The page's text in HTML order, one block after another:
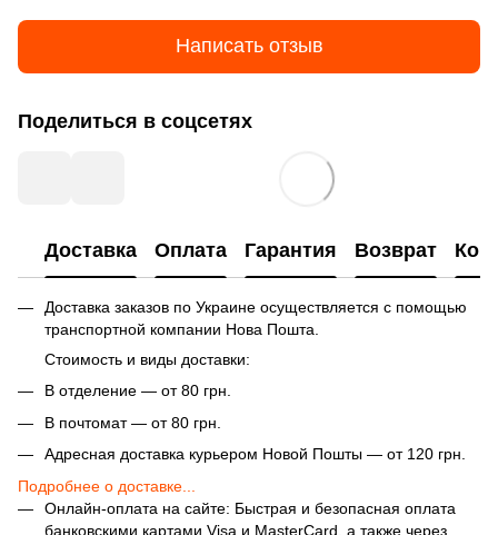
Написать отзыв
Поделиться в соцсетях
Доставка Оплата Гарантия Возврат
Доставка заказов по Украине осуществляется с помощью
транспортной компании Нова Пошта.
Стоимость и виды доставки:
В отделение — от 80 грн.
В почтомат — от 80 грн.
Адресная доставка курьером Новой Пошты — от 120 грн.
Подробнее о доставке...
Онлайн-оплата на сайте: Быстрая и безопасная оплата
банковскими картами Visa и MasterCard, а также через